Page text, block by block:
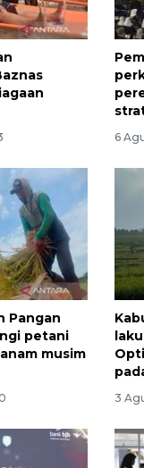
6
Pangan
petani
musim
3